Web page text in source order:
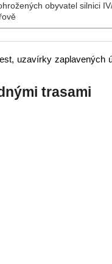
obyvatel silnici
uzavírky zaplavených
trasami